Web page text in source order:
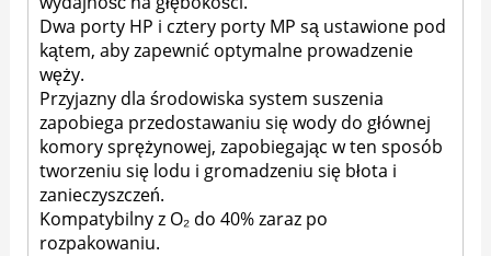
Dwa porty HP i cztery porty MP są ustawione pod
kątem, aby zapewnić optymalne prowadzenie
węży.
Przyjazny dla środowiska system suszenia
zapobiega przedostawaniu się wody do głównej
komory sprężynowej, zapobiegając w ten sposób
tworzeniu się lodu i gromadzeniu się błota i
zanieczyszczeń.
Kompatybilny z O₂ do 40% zaraz po
rozpakowaniu.